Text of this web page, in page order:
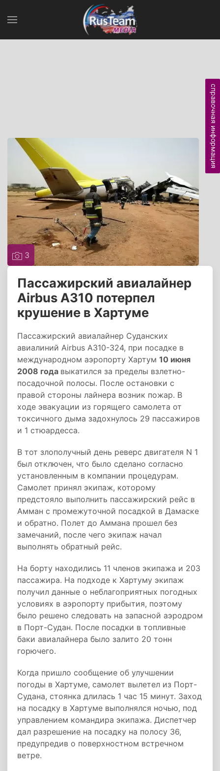
3
Пассажирский авиалайнер
Airbus A310 потерпел
крушение в Хартуме
Пассажирский авиалайнер Суданских
авиалиний Airbus A310-324, при посадке в
международном аэропорту Хартум 10 июня
2008 года выкатился за пределы взлетно-
посадочной полосы. После остановки с
правой стороны лайнера возник пожар. В
ходе эвакуации из горящего самолета от
токсичного дыма задохнулось 29 пассажиров
и 1 стюардесса.
В тот злополучный день реверс двигателя N 1
был отключен, что было сделано согласно
установленным в компании процедурам.
Самолет принял экипаж, которому
предстояло выполнить пассажирский рейс в
Амман с промежуточной посадкой в Дамаске
и обратно. Полет до Аммана прошел без
замечаний, после чего экипаж начал
выполнять обратный рейс.
На борту находились 11 членов экипажа и 203
пассажира. На подходе к Хартуму экипаж
получил данные о неблагоприятных погодных
условиях в аэропорту прибытия, поэтому
было решено следовать на запасной аэродром
в Порт-Судан. После посадки в топливные
баки авиалайнера было залито 20 тонн
горючего.
Когда пришло сообщение об улучшении
погоды в Хартуме, самолет вылетел из Порт-
Судана, стоянка длилась 1 час 15 минут. Заход
на посадку в Хартуме выполнялся ночью, под
управлением командира экипажа. Диспетчер
дал разрешение на посадку на полосу 36,
предупредив о поверхностном встречном
ветре.
справочная информация